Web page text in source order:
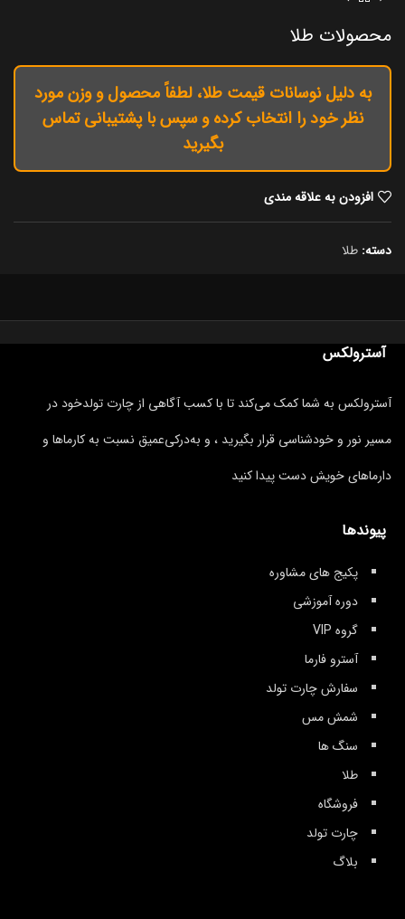
محصولات طلا
به دلیل نوسانات قیمت طلا، لطفاً محصول و وزن مورد
نظر خود را انتخاب کرده و سپس با پشتیبانی تماس
بگیرید
افزودن به علاقه مندی
دسته: طلا
آسترولکس
آسترولکس به شما کمک می‌کند تا با کسب آگاهی از چارت تولدخود در
مسیر نور و خودشناسی قرار بگیرید ، و به‌درکی‌عمیق نسبت به کارماها و
دارماهای خویش دست پیدا کنید
پیوندها
پکیج های مشاوره
دوره آموزشی
گروه VIP
آسترو فارما
سفارش چارت تولد
شمش مس
سنگ ها
طلا
فروشگاه
چارت تولد
بلاگ